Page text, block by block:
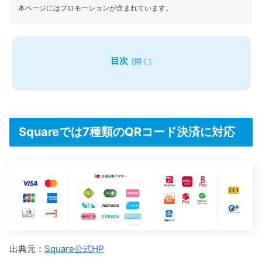
本ページにはプロモーションが含まれています。
目次
Squareでは7種類のQRコード決済に対応
出典元： Square公式HP